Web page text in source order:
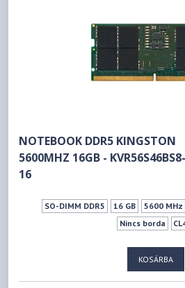
NOTEBOOK DDR5 KINGSTON
5600MHZ 16GB - KVR56S46BS8-
16
SO-DIMM DDR5 16 GB 5600 MHz
Nincs borda
KOSÁRBA